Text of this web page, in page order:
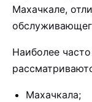
Махачкале,
Наиболее
Махачкала;